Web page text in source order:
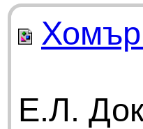
Е.Л.